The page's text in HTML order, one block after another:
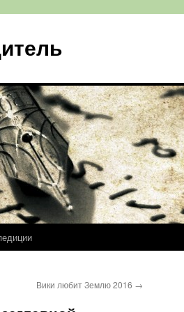
Вики любит Землю 2016 →